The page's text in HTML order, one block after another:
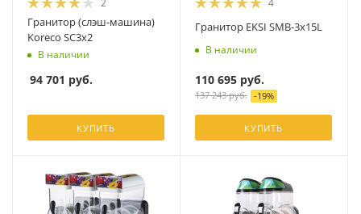
2
Гранитор (слэш-машина)
Koreco SC3x2
В наличии
94 701 руб.
КУПИТЬ
4
Гранитор EKSI SMB-3x15L
В наличии
110 695 руб.
137 243руб. -19%
КУПИТЬ